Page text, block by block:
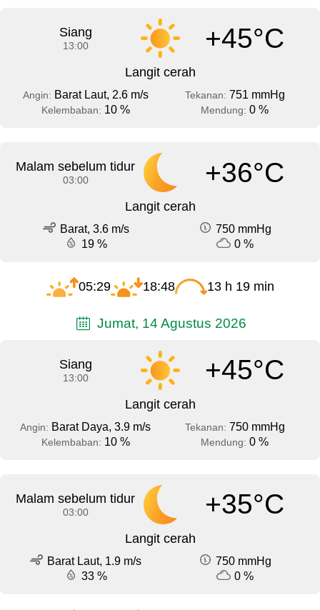
Siang
13:00 +45°C
Langit cerah
Angin: Barat Laut, 2.6 m/s Tekanan: 751 mmHg
Kelembaban: 10 % Mendung: 0 %
Malam sebelum tidur
03:00 +36°C
Langit cerah
Barat, 3.6 m/s
750 mmHg
19 %
0 %
05:29 18:48 13 h 19 min
Jumat, 14 Agustus 2026
Siang
13:00 +45°C
Langit cerah
Angin: Barat Daya, 3.9 m/s Tekanan: 750 mmHg
Kelembaban: 10 % Mendung: 0 %
Malam sebelum tidur
03:00 +35°C
Langit cerah
Barat Laut, 1.9 m/s
750 mmHg
33 %
0 %